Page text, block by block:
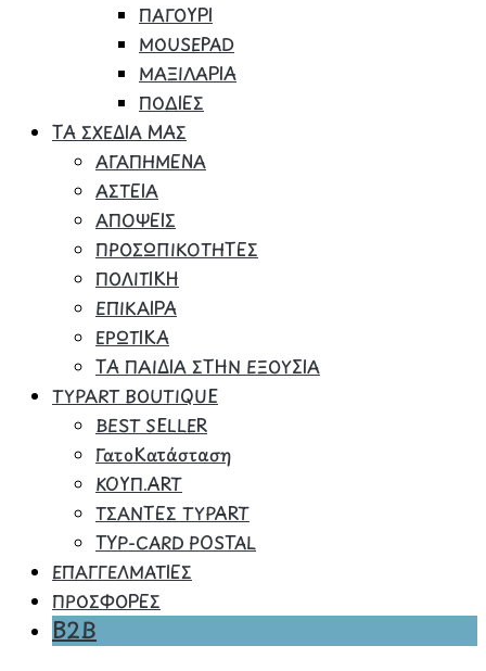
ΠΑΓΟΥΡΙ
MOUSEPAD
ΜΑΞΙΛΑΡΙΑ
ΠΟΔΙΕΣ
ΤΑ ΣΧΕΔΙΑ ΜΑΣ
ΑΓΑΠΗΜΕΝΑ
ΑΣΤΕΙΑ
ΑΠΟΨΕΙΣ
ΠΡΟΣΩΠΙΚΟΤΗΤΕΣ
ΠΟΛΙΤΙΚΗ
ΕΠΙΚΑΙΡΑ
ΕΡΩΤΙΚΑ
ΤΑ ΠΑΙΔΙΑ ΣΤΗΝ ΕΞΟΥΣΙΑ
TYPART BOUTIQUE
BEST SELLER
ΓατοΚατάσταση
ΚΟΥΠ.ART
ΤΣΑΝΤΕΣ TYPART
TYP-CARD POSTAL
ΕΠΑΓΓΕΛΜΑΤΙΕΣ
ΠΡΟΣΦΟΡΕΣ
B2B